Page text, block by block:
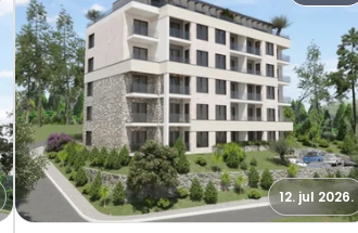
12. jul 2026.